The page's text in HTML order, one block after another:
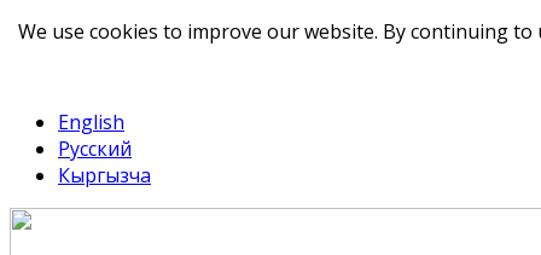
English
Русский
Кыргызча
We use cookies to improve our website. By continuing